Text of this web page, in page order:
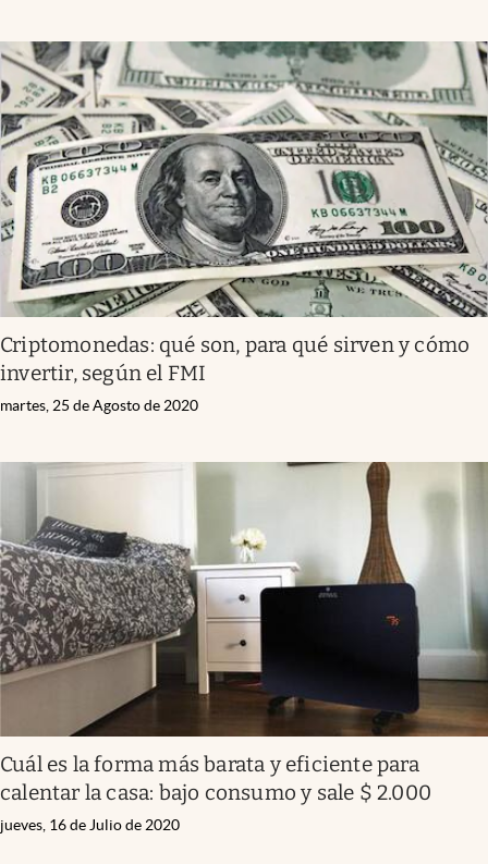
Criptomonedas: qué son, para qué sirven y cómo
invertir, según el FMI
martes, 25 de Agosto de 2020
Cuál es la forma más barata y eficiente para
calentar la casa: bajo consumo y sale $ 2.000
jueves, 16 de Julio de 2020